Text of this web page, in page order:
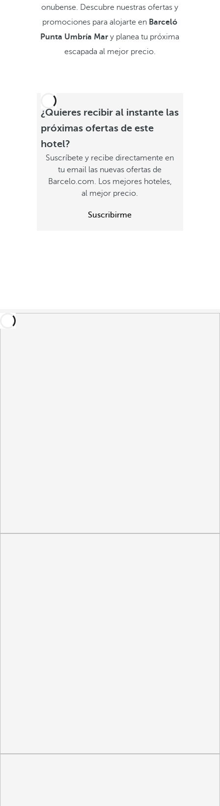
onubense. Descubre nuestras ofertas y
promociones para alojarte en Barceló
Punta Umbría Mary planea tu próxima
escapada al mejor precio.
¿Quieres recibir al instante las
próximas ofertas de este
hotel?
Suscríbete y recibe directamente en
tu email las nuevas ofertas de
Barcelo.com. Los mejores hoteles,
al mejor precio.
Suscribirme